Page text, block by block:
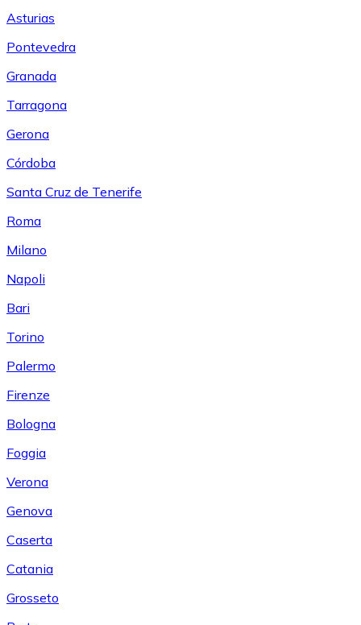
Asturias
Pontevedra
Granada
Tarragona
Gerona
Córdoba
Santa Cruz de Tenerife
Roma
Milano
Napoli
Bari
Torino
Palermo
Firenze
Bologna
Foggia
Verona
Genova
Caserta
Catania
Grosseto